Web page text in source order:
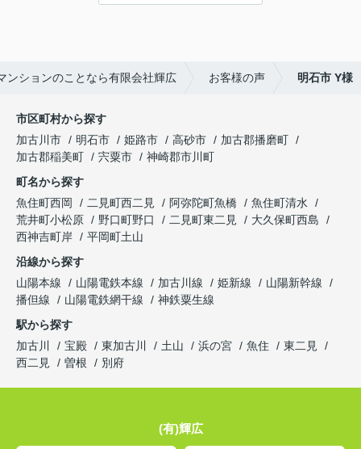
ンションのことなら有限会社輝広 お客様の声 明石市 Y様
市区町村から探す
加古川市
明石市 姫路市 高砂市
加古郡播磨町
加古郡稲美町
宍粟市
神崎郡市川町
町名から探す
魚住町西岡
二見町西二見 阿弥陀町魚橋
魚住町清水
荒井町小松原
野口町野口 二見町東二見
大久保町西島
西神吉町岸
平岡町土山
沿線から探す
山陽本線
山陽電鉄本線 加古川線 姫新線
山陽新幹線
播但線
山陽電鉄網干線
神鉄粟生線
駅から探す
加古川
宝殿 東加古川 土山 浜の宮 魚住
東二見
西二見
曽根 別府
(有)輝広